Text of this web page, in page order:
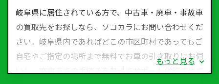
岐阜県に居住されている方で、中古車・廃車・事故車
の買取先をお探しなら、ソコカラにお問い合わせくだ
さい。岐阜県内であればどこの市区町村であってもご
自宅やご指定の場所まで無料でお車の引き取りにお伺
いし、廃車までの手続きを無料でサポート代行させて
もっと見る